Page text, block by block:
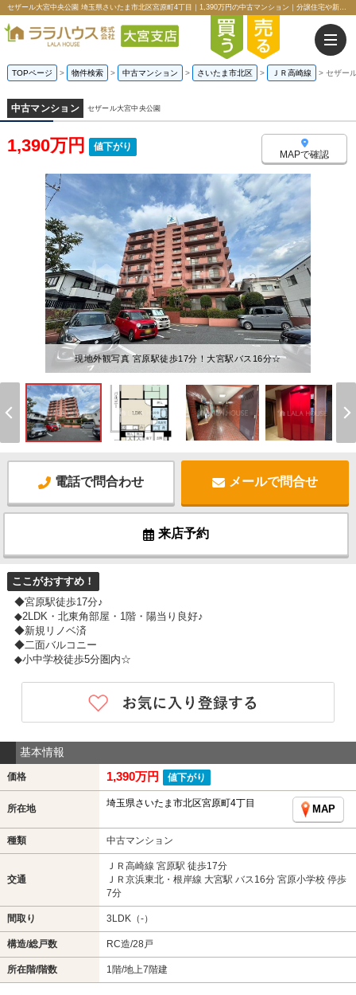
セザール大宮中央公園 埼玉県さいたま市北区宮原町4丁目｜1,390万円の中古マンション｜分譲住宅や新築物件｜ララハウス株式会社大宮支店
TOPページ > 物件検索 > 中古マンション > さいたま市北区 > ＪＲ高崎線 > セザー
中古マンション セザール大宮中央公園
1,390万円 値下がり
MAPで確認
現地外観写真 宮原駅徒歩17分！大宮駅バス16分☆
電話で問合わせ メールで問合せ
来店予約
ここがおすすめ！
◆宮原駅徒歩17分♪
◆2LDK・北東角部屋・1階・陽当り良好♪
◆新規リノベ済
◆二面バルコニー
◆小中学校徒歩5分圏内☆
基本情報
価格 1,390万円 値下がり
所在地 埼玉県さいたま市北区宮原町4丁目
MAP
種類 中古マンション
交通
ＪＲ高崎線 宮原駅 徒歩17分
ＪＲ京浜東北・根岸線 大宮駅 バス16分 宮原小学校 停歩
7分
間取り 3LDK（-）
構造/総戸数 RC造/28戸
所在階/階数 1階/地上7階建